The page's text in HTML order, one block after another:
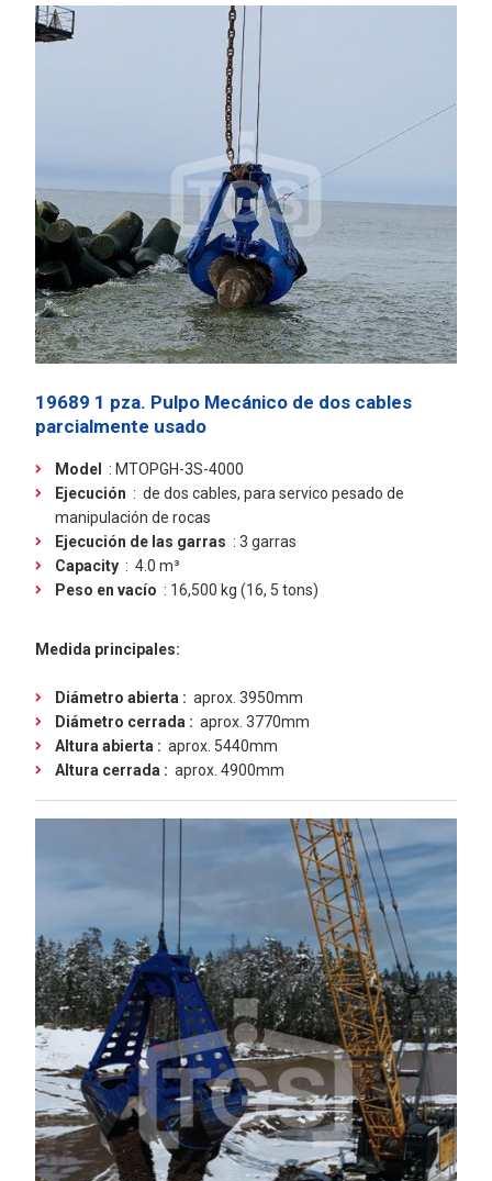
19689 1 pza. Pulpo Mecánico de dos cables
parcialmente usado
Model
: MTOPGH-3S-4000
Ejecución : de dos cables, para servico pesado de
manipulación de rocas
Ejecución de las garras : 3 garras
Capacity : 4.0 m³
Peso en vacío : 16,500 kg (16, 5 tons)
Medida principales:
Diámetro abierta : aprox. 3950mm
Diámetro cerrada : aprox. 3770mm
Altura abierta : aprox. 5440mm
Altura cerrada : aprox. 4900mm